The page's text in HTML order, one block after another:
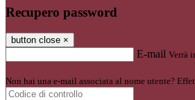
Recupero password
button close ×
E-mail Verrà
Non hai una e-mail associata al nome utente?